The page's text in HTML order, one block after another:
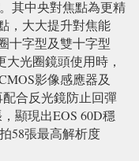
其中央對焦點為更精
，大大提升對焦能
十字型及雙十字型
光圈鏡頭使用時，
影像感應器及
合反光鏡防止回彈
顯現出EOS 60D穩
58張最高解析度